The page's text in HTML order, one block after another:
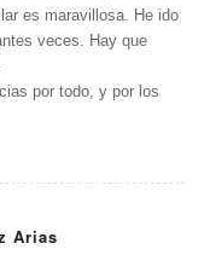
es maravillosa. He ido
veces. Hay que
por todo, y por los
Arias